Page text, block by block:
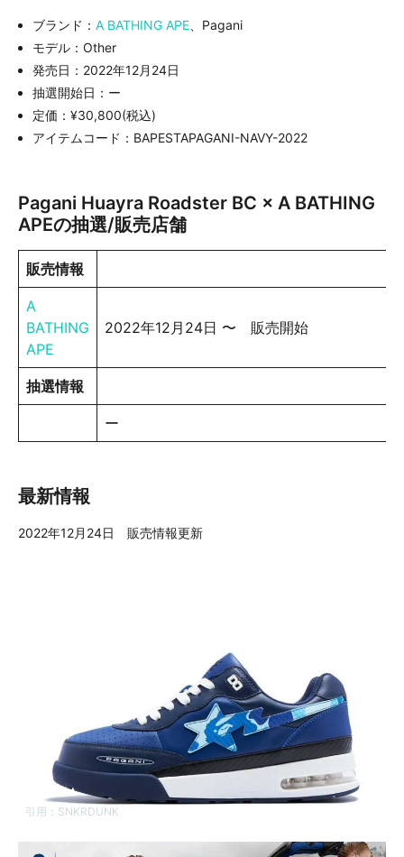
ブランド： A BATHING APE 、Pagani
モデル：Other
発売日：2022年12月24日
抽選開始日：ー
定価：¥30,800(税込)
アイテムコード：BAPESTAPAGANI-NAVY-2022
Pagani Huayra Roadster BC × A BATHING
APEの抽選/販売店舗
販売情報
A
BATHING
APE
2022年12月24日 〜 販売開始
抽選情報
ー
最新情報
2022年12月24日 販売情報更新
引用： SNKRDUNK